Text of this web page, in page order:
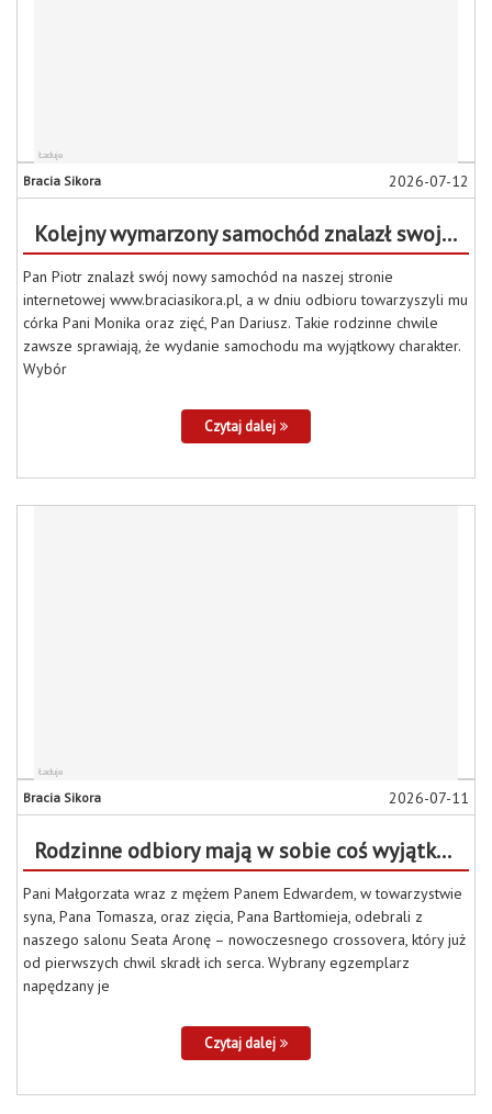
Bracia Sikora 2026-07-12
Kolejny wymarzony samochód znalazł swojego właściciela!
Pan Piotr znalazł swój nowy samochód na naszej stronie
internetowej www.braciasikora.pl, a w dniu odbioru towarzyszyli mu
córka Pani Monika oraz zięć, Pan Dariusz. Takie rodzinne chwile
zawsze sprawiają, że wydanie samochodu ma wyjątkowy charakter.
Wybór
Czytaj dalej
Bracia Sikora 2026-07-11
Rodzinne odbiory mają w sobie coś wyjątkowego!
Pani Małgorzata wraz z mężem Panem Edwardem, w towarzystwie
syna, Pana Tomasza, oraz zięcia, Pana Bartłomieja, odebrali z
naszego salonu Seata Aronę – nowoczesnego crossovera, który już
od pierwszych chwil skradł ich serca. Wybrany egzemplarz
napędzany je
Czytaj dalej